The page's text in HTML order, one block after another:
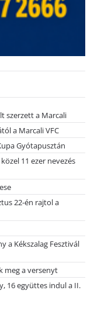
szerzett a Marcali
a Marcali VFC
Gyótapusztán
11 ezer nevezés
22-én rajtol a
a Kékszalag Fesztivál
meg a versenyt
16 együttes indul a II.